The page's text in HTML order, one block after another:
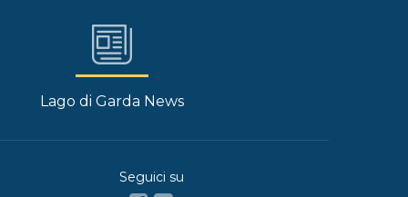
Lago di Garda News
Seguici su